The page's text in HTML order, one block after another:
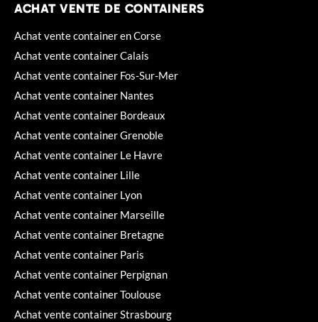
ACHAT VENTE DE CONTAINERS
Achat vente container en Corse
Achat vente container Calais
Achat vente container Fos-Sur-Mer
Achat vente container Nantes
Achat vente container Bordeaux
Achat vente container Grenoble
Achat vente container Le Havre
Achat vente container Lille
Achat vente container Lyon
Achat vente container Marseille
Achat vente container Bretagne
Achat vente container Paris
Achat vente container Perpignan
Achat vente container Toulouse
Achat vente container Strasbourg